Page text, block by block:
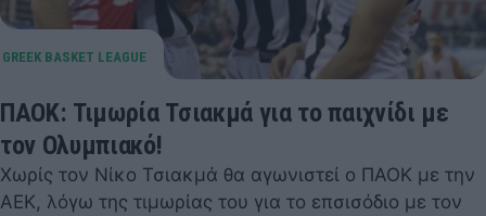
ΠΑΟΚ: Τιμωρία Τσιακμά για το παιχνίδι με
τον Ολυμπιακό!
Χωρίς τον Νίκο Τσιακμά θα αγωνιστεί ο ΠΑΟΚ με την
ΑΕΚ, λόγω της τιμωρίας του για το επσισόδιο με τον